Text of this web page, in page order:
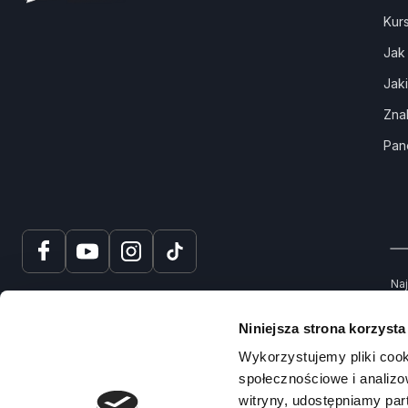
Niniejsza strona
Wykorzystujemy pliki
społecznościowe i
witryny, udostępniamy
Jak